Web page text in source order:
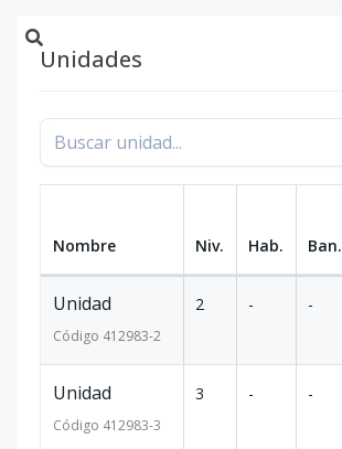
Unidades
Nombre Niv. Hab. Ban.
Unidad
Código 412983-2
2 - -
Unidad
Código 412983-3
3 - -